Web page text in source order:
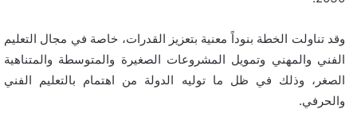
وقد تناولت الخطة بنوداً معنية بتعزيز القدرات، خاصة في مجال التعليم
الفني والمهني وتمويل المشروعات الصغيرة والمتوسطة والمتناهية
الصغر، وذلك في ظل ما توليه الدولة من اهتمام بالتعليم الفني
والحرفي.